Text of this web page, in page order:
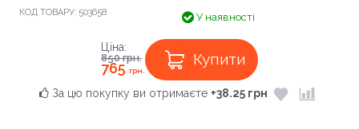
КОД ТОВАРУ: 503658 У наявності
Ціна:
850грн.
765грн.
Купити
За цю покупку ви отримаєте +38.25 грн